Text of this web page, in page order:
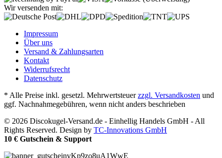
Wir versenden mit:
Impressum
Über uns
Versand & Zahlungsarten
Kontakt
Widerrufsrecht
Datenschutz
* Alle Preise inkl. gesetzl. Mehrwertsteuerzzgl. Versandkosten und
ggf. Nachnahmegebühren, wenn nicht anders beschrieben
© 2026 Discokugel-Versand.de - Einhellig Handels GmbH - All
Rights Reserved. Design by TC-Innovations GmbH
10 € Gutschein & Support